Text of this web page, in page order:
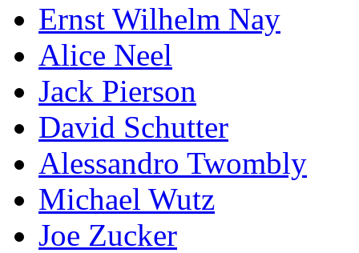
Ernst Wilhelm Nay
Alice Neel
Jack Pierson
David Schutter
Alessandro Twombly
Michael Wutz
Joe Zucker